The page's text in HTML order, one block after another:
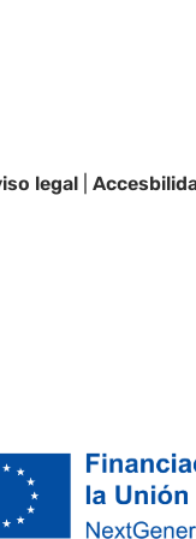
legal|